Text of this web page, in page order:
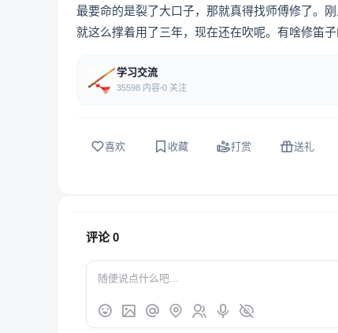
最要命的是裂了大口子，那就真得找师傅修了。
就这么撑着用了三年，现在还在吹呢。有啥修笛子
学习交流
35598 内容 0 关注
喜欢 收藏 打赏 送礼
评论0